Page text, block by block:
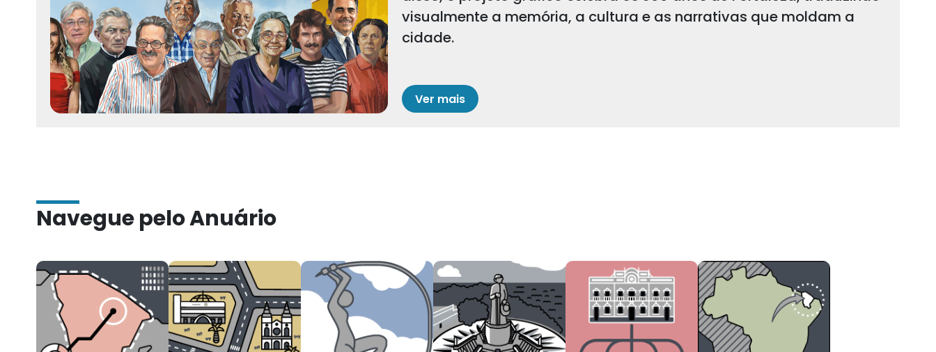
visualmente a memória, a cultura e as narrativas que moldam a
cidade.
Ver mais
Navegue pelo Anuário